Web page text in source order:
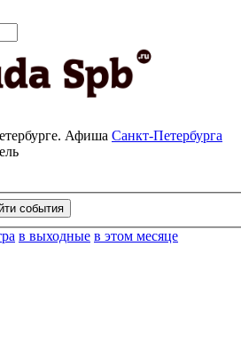
Афиша Санкт-Петербурга
в выходные в этом месяце